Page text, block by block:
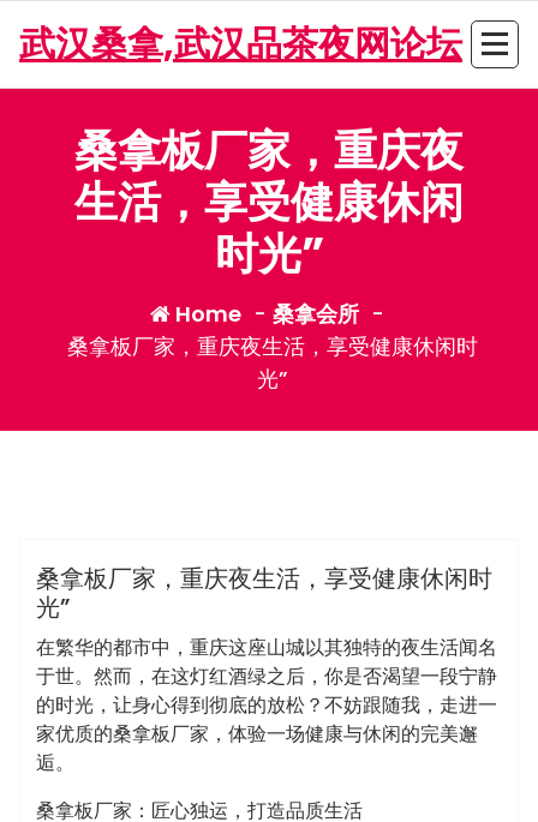
content
武汉桑拿,武汉品茶夜网论坛
桑拿板厂家，重庆夜
生活，享受健康休闲
时光”
Home - 桑拿会所 -
桑拿板厂家，重庆夜生活，享受健康休闲时
光”
桑拿会所
桑拿板厂家，重庆夜生活，享受健康休闲时
光”
在繁华的都市中，重庆这座山城以其独特的夜生活闻名
于世。然而，在这灯红酒绿之后，你是否渴望一段宁静
的时光，让身心得到彻底的放松？不妨跟随我，走进一
家优质的桑拿板厂家，体验一场健康与休闲的完美邂
逅。
桑拿板厂家：匠心独运，打造品质生活